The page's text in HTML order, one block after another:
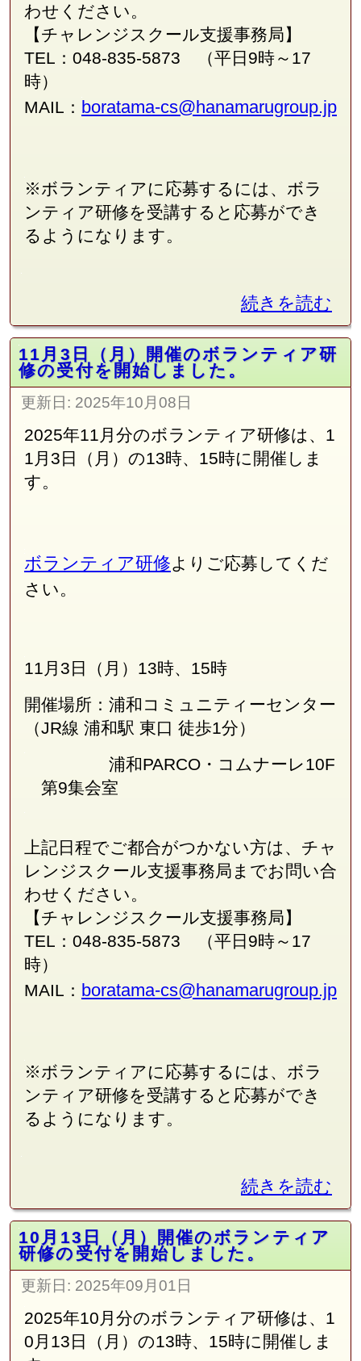
わせください。
【チャレンジスクール支援事務局】
TEL：048-835-5873 （平日9時～17
時）
MAIL： boratama-cs@hanamarugroup.jp
※ボランティアに応募するには、ボラ
ンティア研修を受講すると応募ができ
るようになります。
続きを読む
11月3日（月）開催のボランティア研
修の受付を開始しました。
更新日: 2025年10月08日
2025年11月分のボランティア研修は、1
1月3日（月）の13時、15時に開催しま
す。
ボランティア研修よりご応募してくだ
さい。
11月3日（月）13時、15時
開催場所：浦和コミュニティーセンター
（JR線 浦和駅 東口 徒歩1分）
浦和PARCO・コムナーレ10F
第9集会室
上記日程でご都合がつかない方は、チャ
レンジスクール支援事務局 までお問い合
わせください。
【チャレンジスクール支援事務局】
TEL：048-835-5873 （平日9時～17
時）
MAIL： boratama-cs@hanamarugroup.jp
※ボランティアに応募するには、ボラ
ンティア研修を受講すると応募ができ
るようになります。
続きを読む
10月13日（月）開催のボランティア
研修の受付を開始しました。
更新日: 2025年09月01日
2025年10月分のボランティア研修は、1
0月13日（月）の13時、15時に開催しま